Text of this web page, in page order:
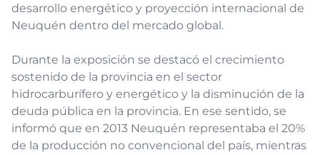
desarrollo energético y proyección internacional de
Neuquén dentro del mercado global.
Durante la exposición se destacó el crecimiento
sostenido de la provincia en el sector
hidrocarburífero y energético y la disminución de la
deuda pública en la provincia. En ese sentido, se
informó que en 2013 Neuquén representaba el 20%
de la producción no convencional del país, mientras